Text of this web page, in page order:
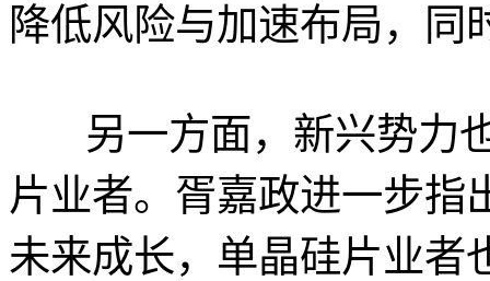
降低风险与加速布局，同
另一方面，新兴势力
片业者。胥嘉政进一步指
未来成长，单晶硅片业者